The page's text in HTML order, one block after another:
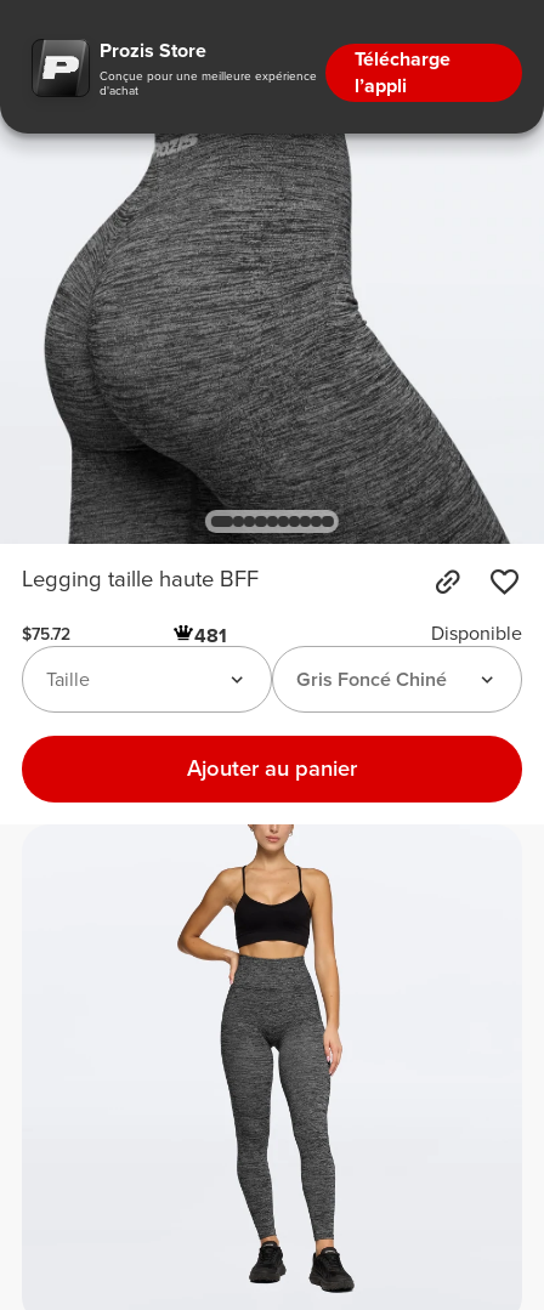
Prozis Store
Conçue pour une meilleure expérience
d'achat
Télécharge
l’appli
Legging taille haute BFF
$75.72 481
Disponible
Gris Foncé Chiné
Taille
Ajouter au panier